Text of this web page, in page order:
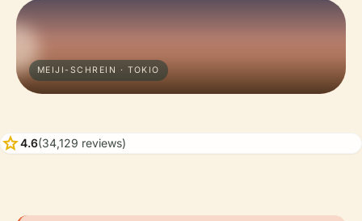
MEIJI-SCHREIN · TOKIO
star4.6(34,129 reviews)